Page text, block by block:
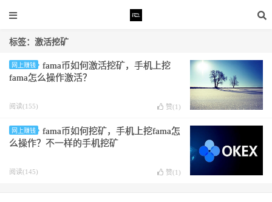
标签：激活挖矿
网上赚钱
fama币如何激活挖矿，手机上挖
fama怎么操作激活？
阅读(155) 赞(1 )
网上赚钱
fama币如何挖矿，手机上挖fama怎
么操作？不一样的手机挖矿
阅读(145) 赞(1 )